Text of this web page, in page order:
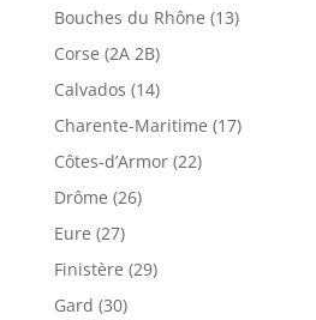
Bouches du Rhône (13)
Corse (2A 2B)
Calvados (14)
Charente-Maritime (17)
Côtes-d’Armor (22)
Drôme (26)
Eure (27)
Finistère (29)
Gard (30)